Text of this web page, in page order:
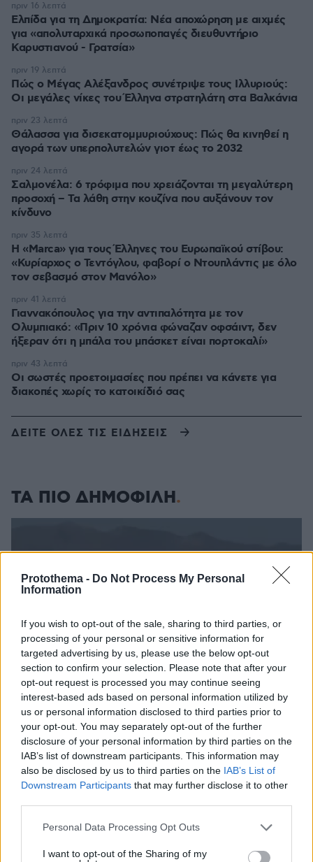
Protothema - Do Not Process My Personal
Information
If you wish to opt-out of the sale, sharing to third parties, or
processing of your personal or sensitive information for
targeted advertising by us, please use the below opt-out
section to confirm your selection. Please note that after your
opt-out request is processed you may continue seeing
interest-based ads based on personal information utilized by
us or personal information disclosed to third parties prior to
your opt-out. You may separately opt-out of the further
disclosure of your personal information by third parties on the
IAB’s list of downstream participants. This information may
also be disclosed by us to third parties on the IAB’s List of
Downstream Participants that may further disclose it to other
Please note that this website/app uses one or more Google
not limited to your visit or usage behaviour. You may click to
Personal Data Processing Opt Outs
I want to opt-out of the Sharing of my
Ελπίδα για τη Δημοκρατία: Νέα αποχώρηση με αιχμές
για «απολυταρχικά προσωποπαγές διευθυντήριο
Καρυστιανού - Γρατσία»
πριν 16 λεπτά
Πώς ο Μέγας Αλέξανδρος συνέτριψε τους Ιλλυριούς:
Οι μεγάλες νίκες του Έλληνα στρατηλάτη στα Βαλκάνια
πριν 19 λεπτά
Θάλασσα για δισεκατομμυριούχους: Πώς θα κινηθεί η
αγορά των υπερπολυτελών γιοτ έως το 2032
πριν 23 λεπτά
Σαλμονέλα: 6 τρόφιμα που χρειάζονται τη μεγαλύτερη
προσοχή – Τα λάθη στην κουζίνα που αυξάνουν τον
κίνδυνο
πριν 24 λεπτά
Η «Marca» για τους Έλληνες του Ευρωπαϊκού στίβου:
«Κυρίαρχος ο Τεντόγλου, φαβορί ο Ντουπλάντις με όλο
τον σεβασμό στον Μανόλο»
πριν 35 λεπτά
Γιαννακόπουλος για την αντιπαλότητα με τον
Ολυμπιακό: «Πριν 10 χρόνια φώναζαν οφσάιντ, δεν
ήξεραν ότι η μπάλα του μπάσκετ είναι πορτοκαλί»
πριν 41 λεπτά
Οι σωστές προετοιμασίες που πρέπει να κάνετε για
διακοπές χωρίς το κατοικίδιό σας
πριν 43 λεπτά
ΔΕΙΤΕ ΟΛΕΣ ΤΙΣ ΕΙΔΗΣΕΙΣ
ΤΑ ΠΙΟ ΔΗΜΟΦΙΛΗ
Loaded:
όταν ένας... απίθανος τύπος προσγείωσε το
09.08.2026, 14:15